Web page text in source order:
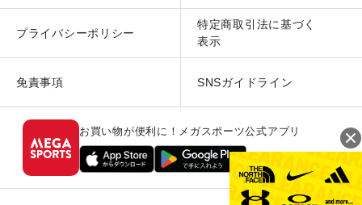
プライバシーポリシー
特定商取引法に基づく
表示
免責事項 SNSガイドライン
お買い物が便利に！メガスポーツ公式アプリ